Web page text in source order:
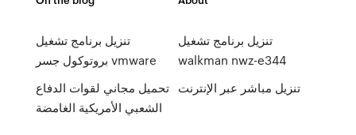
تنزيل برنامج تشغيل
بروتوكول جسر vmware
تحميل مجاني لقوات الدفاع
الشعبي الأمريكية الغامضة
تنزيل برنامج تشغيل
walkman nwz-e344
تنزيل مباشر عبر الإنترنت